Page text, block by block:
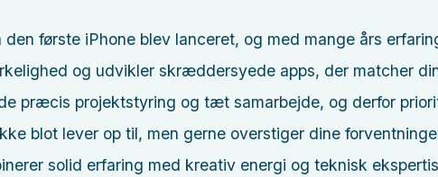
første iPhone blev lanceret, og med mange års
og udvikler skræddersyede apps, der matcher
præcis projektstyring og tæt samarbejde, og derfor
blot lever op til, men gerne overstiger dine
solid erfaring med kreativ energi og teknisk